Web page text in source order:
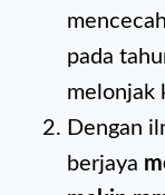
pada
melonjak
Dengan
berjaya